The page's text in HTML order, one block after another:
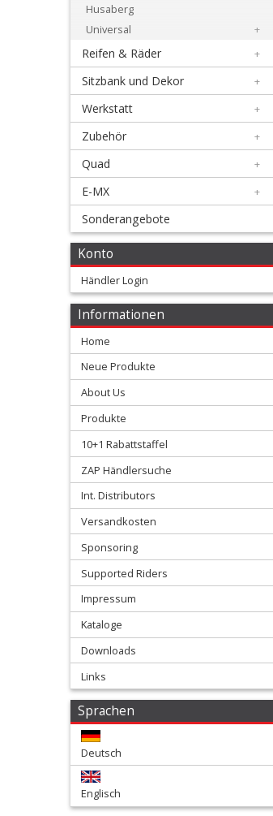
Sherco
Triumph
Honda
Suzuki
Kawasaki
Yamaha
Husqvarna
Gabelschützer
Handschützer
Kettenführung
Kotflügel
hinten
Kotflügel
Kühlerspoiler
Husaberg
Universal
+
Reifen & Räder +
Sitzbank und Dekor +
Werkstatt +
Zubehör +
Quad +
E-MX +
Sonderangebote
Konto
Händler Login
Informationen
Home
Neue Produkte
About Us
Produkte
10+1 Rabattstaffel
ZAP Händlersuche
Int. Distributors
Versandkosten
Sponsoring
Supported Riders
Impressum
Kataloge
Downloads
Links
Sprachen
Deutsch
Englisch